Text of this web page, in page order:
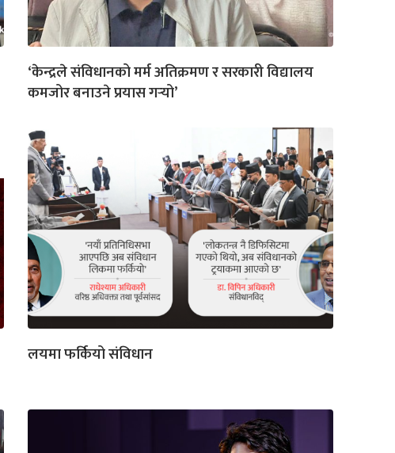
‘केन्द्रले संविधानको मर्म अतिक्रमण र सरकारी विद्यालय
कमजोर बनाउने प्रयास गर्‍यो’
लयमा फर्कियो संविधान